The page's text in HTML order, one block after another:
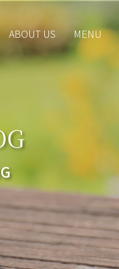
ABOUT US MENU